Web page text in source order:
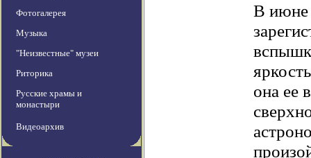
Фотогалерея
Музыка
"Неизвестные" музеи
Риторика
Русские храмы и
монастыри
Видеоархив
В июне
она ее